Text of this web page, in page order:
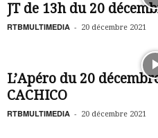
JT de 13h du 20
RTBMULTIMEDIA - 20 décembre 2021
L’Apéro du 20
CACHICO
RTBMULTIMEDIA - 20 décembre 2021